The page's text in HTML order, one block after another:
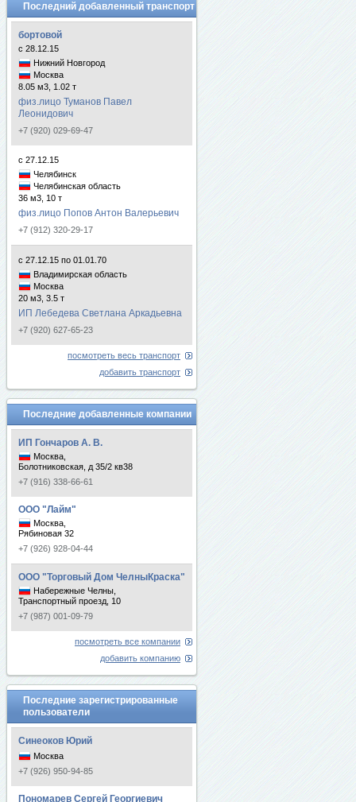
Последний добавленный транспорт
бортовой
с 28.12.15
Нижний Новгород
Москва
8.05 м3, 1.02 т
физ.лицо Туманов Павел
Леонидович
+7 (920) 029-69-47
с 27.12.15
Челябинск
Челябинская область
36 м3, 10 т
физ.лицо Попов Антон Валерьевич
+7 (912) 320-29-17
с 27.12.15 по 01.01.70
Владимирская область
Москва
20 м3, 3.5 т
ИП Лебедева Светлана Аркадьевна
+7 (920) 627-65-23
посмотреть весь транспорт
добавить транспорт
Последние добавленные компании
ИП Гончаров А. В.
Москва,
Болотниковская, д 35/2 кв38
+7 (916) 338-66-61
ООО "Лайм"
Москва,
Рябиновая 32
+7 (926) 928-04-44
ООО "Торговый Дом ЧелныКраска"
Набережные Челны,
Транспортный проезд, 10
+7 (987) 001-09-79
посмотреть все компании
добавить компанию
Последние зарегистрированные
пользователи
Синеоков Юрий
Москва
+7 (926) 950-94-85
Пономарев Сергей Георгиевич